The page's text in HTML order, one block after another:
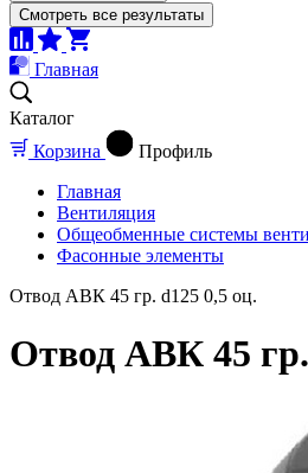
Смотреть все результаты
Главная
Каталог
Корзина
Профиль
Главная
Вентиляция
Общеобменные системы
Фасонные элементы
Отвод АВК 45 гр. d125 0,5 оц.
Отвод АВК 45